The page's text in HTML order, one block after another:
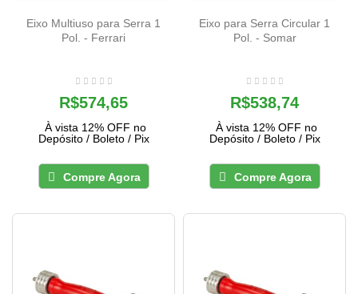
Eixo Multiuso para Serra 1
Pol. - Ferrari
R$574,65
À vista 12% OFF no
Depósito / Boleto / Pix
Compre Agora
Eixo para Serra Circular 1
Pol. - Somar
R$538,74
À vista 12% OFF no
Depósito / Boleto / Pix
Compre Agora